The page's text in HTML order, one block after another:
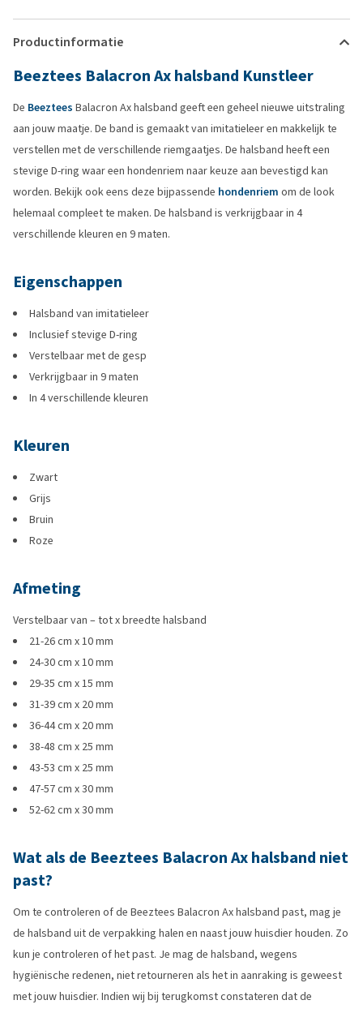
Productinformatie
Beeztees Balacron Ax halsband Kunstleer
De Beeztees Balacron Ax halsband geeft een geheel nieuwe uitstraling
aan jouw maatje. De band is gemaakt van imitatieleer en makkelijk te
verstellen met de verschillende riemgaatjes. De halsband heeft een
stevige D-ring waar een hondenriem naar keuze aan bevestigd kan
worden. Bekijk ook eens deze bijpassende hondenriem om de look
helemaal compleet te maken. De halsband is verkrijgbaar in 4
verschillende kleuren en 9 maten.
Eigenschappen
Halsband van imitatieleer
Inclusief stevige D-ring
Verstelbaar met de gesp
Verkrijgbaar in 9 maten
In 4 verschillende kleuren
Kleuren
Zwart
Grijs
Bruin
Roze
Afmeting
Verstelbaar van – tot x breedte halsband
21-26 cm x 10 mm
24-30 cm x 10 mm
29-35 cm x 15 mm
31-39 cm x 20 mm
36-44 cm x 20 mm
38-48 cm x 25 mm
43-53 cm x 25 mm
47-57 cm x 30 mm
52-62 cm x 30 mm
Wat als de Beeztees Balacron Ax halsband niet
past?
Om te controleren of de Beeztees Balacron Ax halsband past, mag je
de halsband uit de verpakking halen en naast jouw huisdier houden. Zo
kun je controleren of het past. Je mag de halsband, wegens
hygiënische redenen, niet retourneren als het in aanraking is geweest
met jouw huisdier. Indien wij bij terugkomst constateren dat de